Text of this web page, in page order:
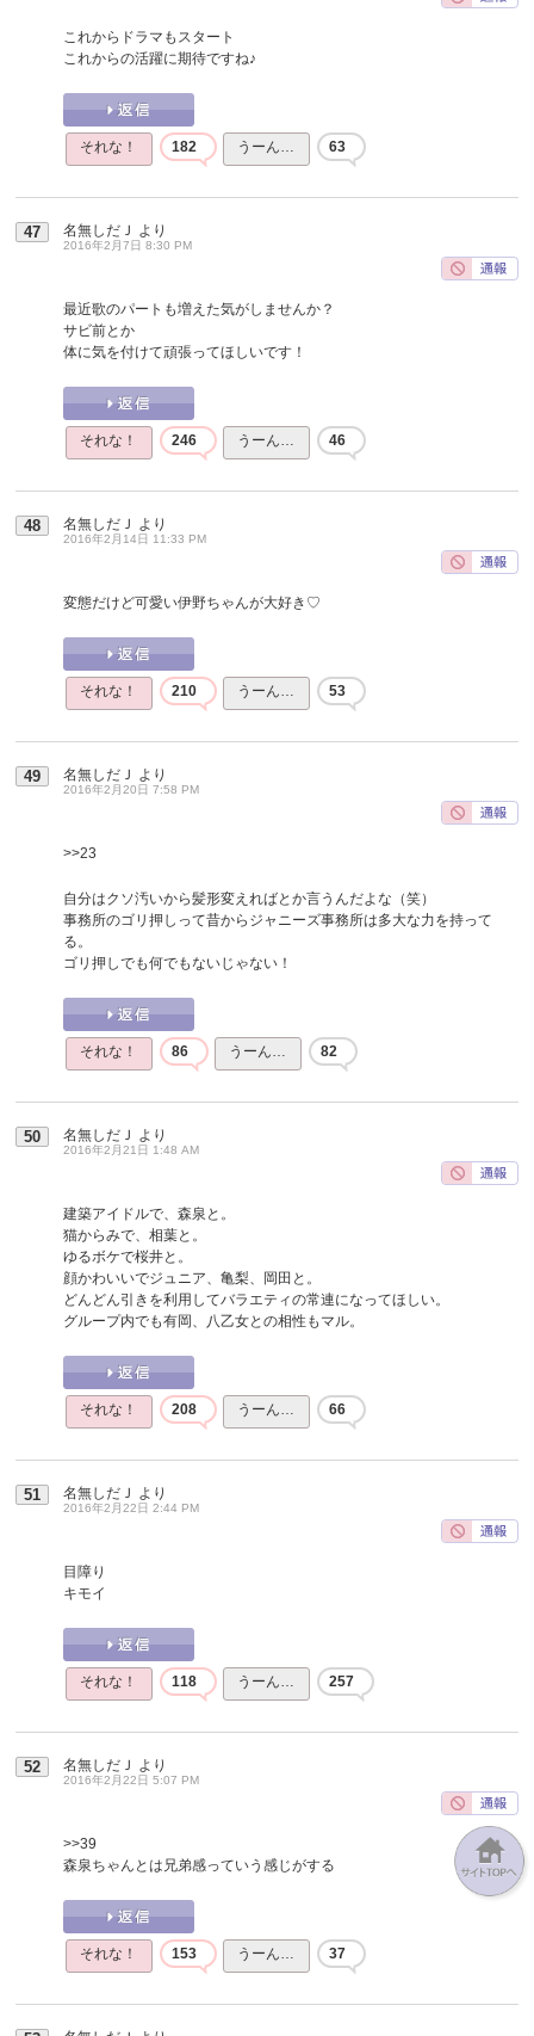
これからドラマもスタート
これからの活躍に期待ですね♪
それな！ 182 うーん… 63
47 名無しだＪ より
2016年2月7日 8:30 PM
最近歌のパートも増えた気がしませんか？
サビ前とか
体に気を付けて頑張ってほしいです！
それな！ 246 うーん… 46
48 名無しだＪ より
2016年2月14日 11:33 PM
変態だけど可愛い伊野ちゃんが大好き♡
それな！ 210 うーん… 53
49 名無しだＪ より
2016年2月20日 7:58 PM
>>23
自分はクソ汚いから髪形変えればとか言うんだよな（笑）
事務所のゴリ押しって昔からジャニーズ事務所は多大な力を持って
る。
ゴリ押しでも何でもないじゃない！
それな！ 86 うーん… 82
50 名無しだＪ より
2016年2月21日 1:48 AM
建築アイドルで、森泉と。
猫からみで、相葉と。
ゆるボケで桜井と。
顔かわいいでジュニア、亀梨、岡田と。
どんどん引きを利用してバラエティの常連になってほしい。
グループ内でも有岡、八乙女との相性もマル。
それな！ 208 うーん… 66
51 名無しだＪ より
2016年2月22日 2:44 PM
目障り
キモイ
それな！ 118 うーん… 257
52 名無しだＪ より
2016年2月22日 5:07 PM
>>39
森泉ちゃんとは兄弟感っていう感じがする
それな！ 153 うーん… 37